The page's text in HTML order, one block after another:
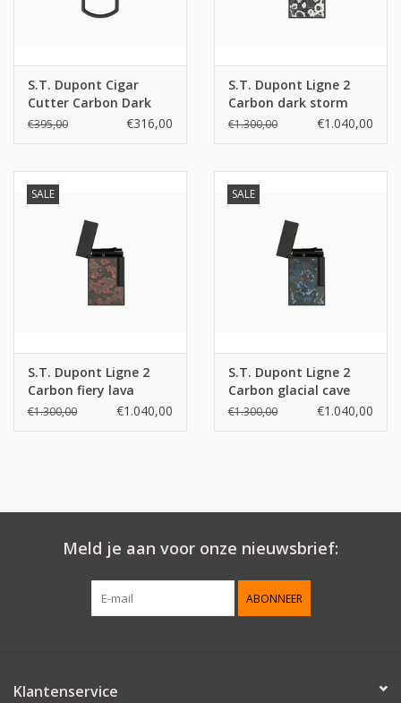
S.T. Dupont Cigar
Cutter Carbon Dark
Storm
€395,00 €316,00
S.T. Dupont Ligne 2
Carbon dark storm
€1.300,00 €1.040,00
SALE
S.T. Dupont Ligne 2
Carbon fiery lava
€1.300,00 €1.040,00
SALE
S.T. Dupont Ligne 2
Carbon glacial cave
€1.300,00 €1.040,00
Meld je aan voor onze nieuwsbrief:
ABONNEER
Klantenservice